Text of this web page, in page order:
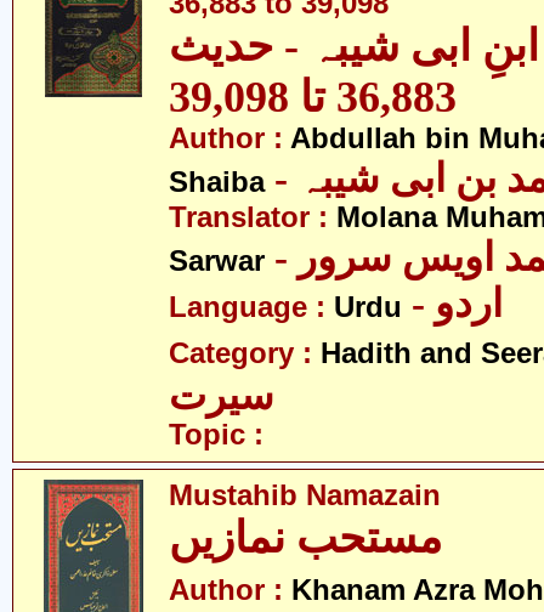
ابی شیبہ - حدیث
36,883 تا 39,098
Author : Abdullah bin
Shaiba
بن ابی شیبہ
Translator : Molana
Sarwar
اویس سرور
Language : Urdu - اردو
Category : Hadith and
سیرت
Topic :
Mustahib Namazain
مستحب نمازیں
Author : Khanam Azra